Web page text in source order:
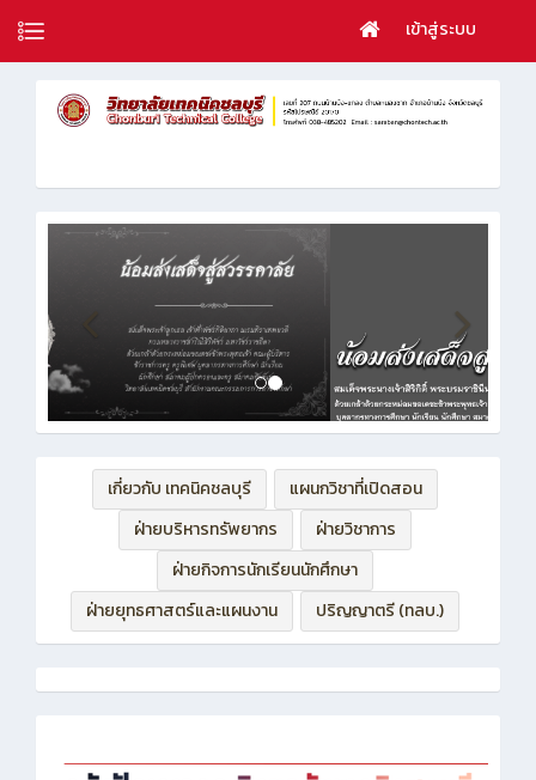
เข้าสู่ระบบ
เกี่ยวกับ เทคนิคชลบุรี
แผนกวิชาที่เปิดสอน
ฝ่ายบริหารทรัพยากร
ฝ่ายวิชาการ
ฝ่ายกิจการนักเรียนนักศึกษา
ฝ่ายยุทธศาสตร์และแผนงาน
ปริญญาตรี (ทลบ.)